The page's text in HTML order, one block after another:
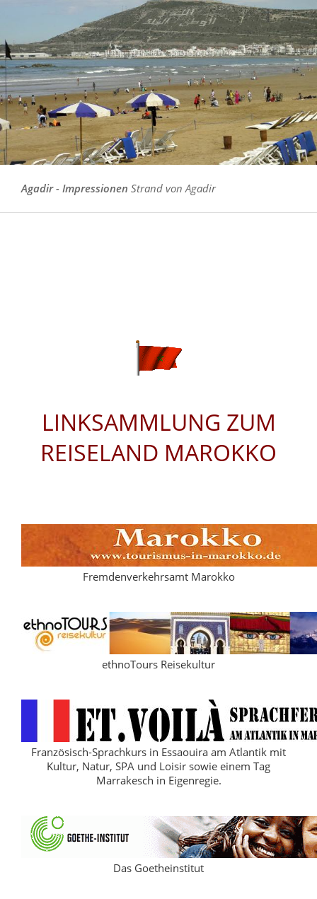
Agadir - Impressionen Strand von Agadir
LINKSAMMLUNG ZUM
REISELAND MAROKKO
Fremdenverkehrsamt Marokko
ethnoTours Reisekultur
Französisch-Sprachkurs in Essaouira am Atlantik mit
Kultur, Natur, SPA und Loisir sowie einem Tag
Marrakesch in Eigenregie.
Das Goetheinstitut